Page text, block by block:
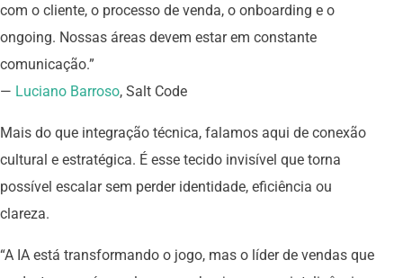
com o cliente, o processo de venda, o onboarding e o
ongoing. Nossas áreas devem estar em constante
comunicação.”
— Luciano Barroso, Salt Code
Mais do que integração técnica, falamos aqui de conexão
cultural e estratégica. É esse tecido invisível que torna
possível escalar sem perder identidade, eficiência ou
clareza.
“A IA está transformando o jogo, mas o líder de vendas que